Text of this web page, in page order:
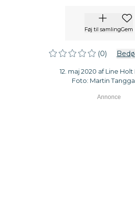
Føj til samlingGem
(0)
12. maj 2020 af Line
Foto: Martin